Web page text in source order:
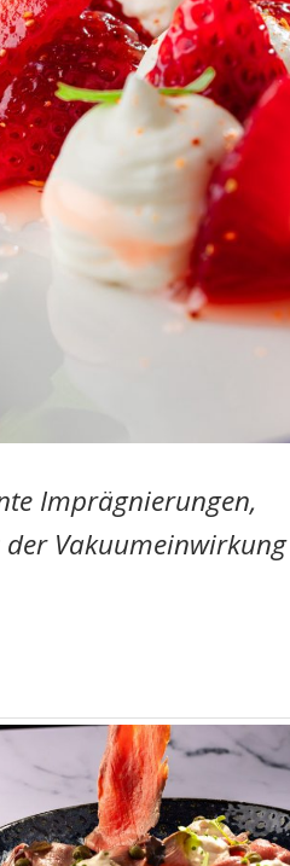
Imprägnierungen,
Vakuumeinwirkung